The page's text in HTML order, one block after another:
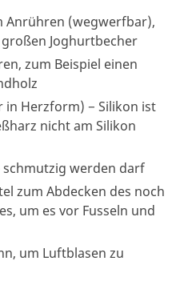
Anrühren (wegwerfbar),
Joghurtbecher
zum Beispiel einen
Herzform) − Silikon ist
nicht am Silikon
schmutzig werden darf
zum Abdecken des noch
um es vor Fusseln und
um Luftblasen zu